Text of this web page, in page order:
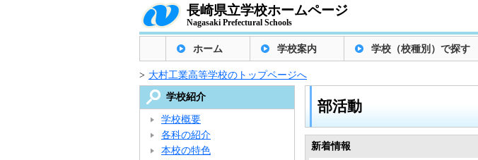
長崎県立学校ホームページ
Nagasaki Prefectural Schools
ホーム 学校案内 学校（校種別）で探す
> 大村工業高等学校のトップページへ
部活動
新着情報
学校紹介
学校概要
各科の紹介
本校の特色